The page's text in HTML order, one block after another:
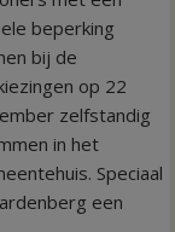
beperking
bij de
op 22
zelfstandig
in het
Speciaal
een